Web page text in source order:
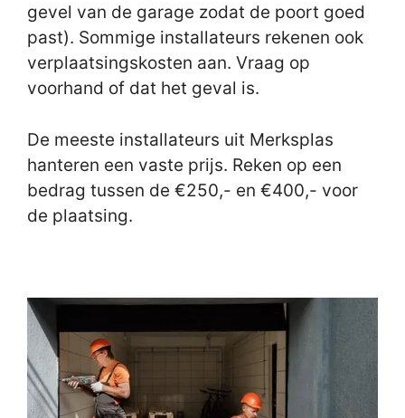
gevel van de garage zodat de poort goed
past). Sommige installateurs rekenen ook
verplaatsingskosten aan. Vraag op
voorhand of dat het geval is.
De meeste installateurs uit Merksplas
hanteren een vaste prijs. Reken op een
bedrag tussen de €250,- en €400,- voor
de plaatsing.